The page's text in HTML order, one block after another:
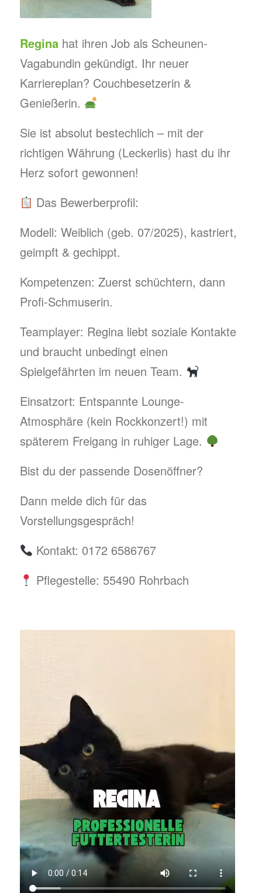
Reginahat ihren Job als Scheunen-
Vagabundin gekündigt. Ihr neuer
Karriereplan? Couchbesetzerin &
Genießerin.
​Sie ist absolut bestechlich – mit der
richtigen Währung (Leckerlis) hast du ihr
Herz sofort gewonnen!
Das Bewerberprofil:
​Modell: Weiblich (geb. 07/2025), kastriert,
geimpft & gechippt.
​Kompetenzen: Zuerst schüchtern, dann
Profi-Schmuserin.
​Teamplayer: Regina liebt soziale Kontakte
und braucht unbedingt einen
Spielgefährten im neuen Team.
​Einsatzort: Entspannte Lounge-
Atmosphäre (kein Rockkonzert!) mit
späterem Freigang in ruhiger Lage.
​Bist du der passende Dosenöffner?
Dann melde dich für das
Vorstellungsgespräch!
Kontakt: 0172 6586767
Pflegestelle: 55490 Rohrbach​